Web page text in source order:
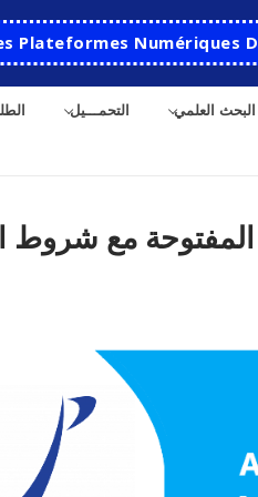
Plateformes Numériques
البحث العلمي التحمـــيل
الرئيسية
المدرسة
مقدمة عن المدرسة
مع شروط